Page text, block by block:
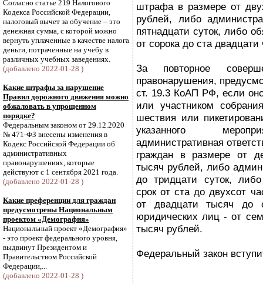
Согласно статье 219 Налогового
Кодекса Российской Федерации,
налоговый вычет за обучение – это
денежная сумма, с которой можно
вернуть уплаченные в качестве налога
деньги, потраченные на учебу в
различных учебных заведениях.
(добавлено 2022-01-28 )
Какие штрафы за нарушение
Правил дорожного движения можно
обжаловать в упрощенном
порядке?
Федеральным законом от 29.12.2020
№ 471-ФЗ внесены изменения в
Кодекс Российской Федерации об
административных
правонарушениях, которые
действуют с 1 сентября 2021 года.
(добавлено 2022-01-28 )
Какие преференции для граждан
предусмотрены Национальным
проектом «Демография»
Национальный проект «Демография»
- это проект федерального уровня,
выдвинут Президентом и
Правительством Российской
Федерации,...
(добавлено 2022-01-28 )
штрафа в размере от
рублей, либо
пятнадцати суток, либо
от сорока до ста
За повторное
правонарушения,
ст. 19.3 КоАП РФ, если
или участником
шествия или
указанного
административная
граждан в размере от
тысяч рублей, либо
до тридцати суток,
срок от ста до двухсот
от двадцати тысяч до
юридических лиц - от
тысяч рублей.
Федеральный закон